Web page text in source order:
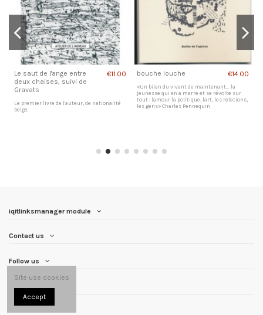
Le saut de l'ange entre
deux chaises, suivi de
Gravats
€11.00
Le premier livre de l'auteur, de nationalité
belge.
bouche louche €14.00
«Un bilan du vivant de maintenant... la
jeunesse qui en a marre et se révolte sur
tout : lamour la politique, lart, les relations,
les gens» Charles Pennequin
iqitlinksmanager module
Contact us
Follow us
Site use cookies
Accept